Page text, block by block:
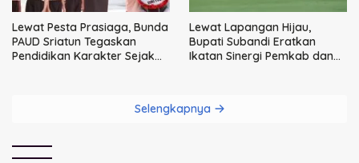
Lewat Pesta Prasiaga, Bunda
PAUD Sriatun Tegaskan
Pendidikan Karakter Sejak
Lewat Lapangan Hijau,
Bupati Subandi Eratkan
Ikatan Sinergi Pemkab dan
Selengkapnya